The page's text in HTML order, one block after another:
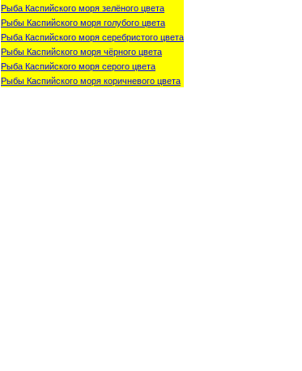
Рыба Каспийского моря зелёного цвета
Рыбы Каспийского моря голубого цвета
Рыба Каспийского моря серебристого цвета
Рыбы Каспийского моря чёрного цвета
Рыба Каспийского моря серого цвета
Рыбы Каспийского моря коричневого цвета